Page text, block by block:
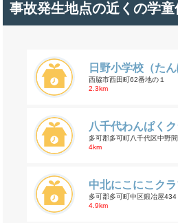
事故発生地点の近くの学童
日野小学校（たん
西脇市西田町62番地の１
2.3km
八千代わんぱく
多可郡多可町八千代区中野
4km
中北にこにこク
多可郡多可町中区鍛冶屋434
4.9km